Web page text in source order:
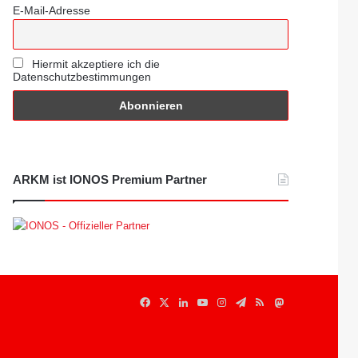
E-Mail-Adresse
Hiermit akzeptiere ich die
Datenschutzbestimmungen
ARKM ist IONOS Premium Partner
FacebookLinkedInYouTubeInstagramTelegram
RSSMastodon